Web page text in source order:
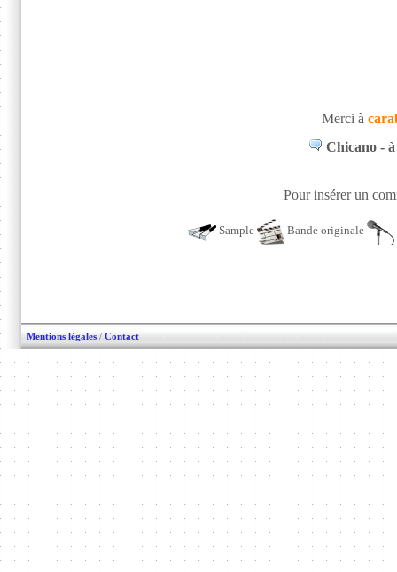
Merci à
Chicano - à
Pour insérer un
Sample Bande originale
Mentions légales / Contact